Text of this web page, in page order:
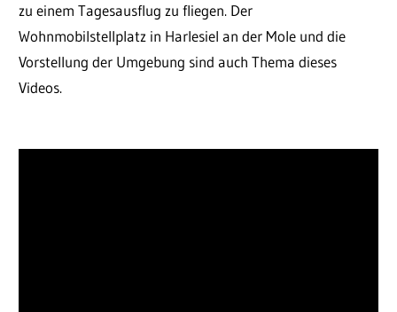
zu einem Tagesausflug zu fliegen. Der
Wohnmobilstellplatz in Harlesiel an der Mole und die
Vorstellung der Umgebung sind auch Thema dieses
Videos.